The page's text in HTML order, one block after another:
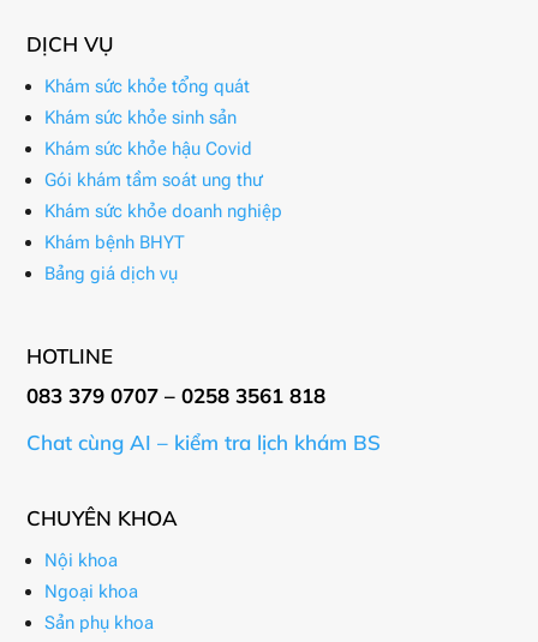
DỊCH VỤ
Khám sức khỏe tổng quát
Khám sức khỏe sinh sản
Khám sức khỏe hậu Covid
Gói khám tầm soát ung thư
Khám sức khỏe doanh nghiệp
Khám bệnh BHYT
Bảng giá dịch vụ
HOTLINE
083 379 0707 – 0258 3561 818
Chat cùng AI – kiểm tra lịch khám BS
CHUYÊN KHOA
Nội khoa
Ngoại khoa
Sản phụ khoa